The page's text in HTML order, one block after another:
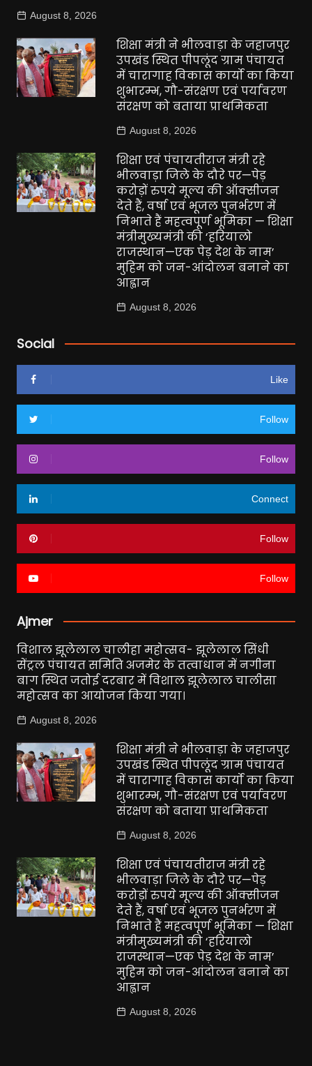
August 8, 2026
शिक्षा मंत्री ने भीलवाड़ा के जहाजपुर
उपखंड स्थित पीपलूंद ग्राम पंचायत
में चारागाह विकास कार्यो का किया
शुभारम्भ, गौ-संरक्षण एवं पर्यावरण
संरक्षण को बताया प्राथमिकता
August 8, 2026
शिक्षा एवं पंचायतीराज मंत्री रहे
भीलवाड़ा जिले के दौरे पर—पेड़
करोड़ों रुपये मूल्य की ऑक्सीजन
देते हैं, वर्षा एवं भूजल पुनर्भरण में
निभाते हैं महत्वपूर्ण भूमिका — शिक्षा
मंत्रीमुख्यमंत्री की ‘हरियालो
राजस्थान—एक पेड़ देश के नाम’
मुहिम को जन-आंदोलन बनाने का
आह्वान
August 8, 2026
Social
Like
Follow
Follow
Connect
Follow
Follow
Ajmer
विशाल झूलेलाल चालीहा महोत्सव- झूलेलाल सिंधी
सेंट्रल पंचायत समिति अजमेर के तत्वाधान में नगीना
बाग स्थित जतोई दरबार में विशाल झूलेलाल चालीसा
महोत्सव का आयोजन किया गया।
August 8, 2026
शिक्षा मंत्री ने भीलवाड़ा के जहाजपुर
उपखंड स्थित पीपलूंद ग्राम पंचायत
में चारागाह विकास कार्यो का किया
शुभारम्भ, गौ-संरक्षण एवं पर्यावरण
संरक्षण को बताया प्राथमिकता
August 8, 2026
शिक्षा एवं पंचायतीराज मंत्री रहे
भीलवाड़ा जिले के दौरे पर—पेड़
करोड़ों रुपये मूल्य की ऑक्सीजन
देते हैं, वर्षा एवं भूजल पुनर्भरण में
निभाते हैं महत्वपूर्ण भूमिका — शिक्षा
मंत्रीमुख्यमंत्री की ‘हरियालो
राजस्थान—एक पेड़ देश के नाम’
मुहिम को जन-आंदोलन बनाने का
आह्वान
August 8, 2026